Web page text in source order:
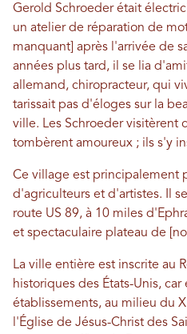
Gerold Schroeder était
un atelier de réparation de
manquant] après l'arrivée de
années plus tard, il se lia
allemand, chiropracteur, qui
tarissait pas d'éloges sur la
ville. Les Schroeder visitèrent
tombèrent amoureux ; ils s'y
Ce village est principalement
d'agriculteurs et d'artistes. Il
route US 89, à 10 miles
et spectaculaire plateau de
La ville entière est inscrite au
historiques des États-Unis,
établissements, au milieu du
l'Église de Jésus-Christ des